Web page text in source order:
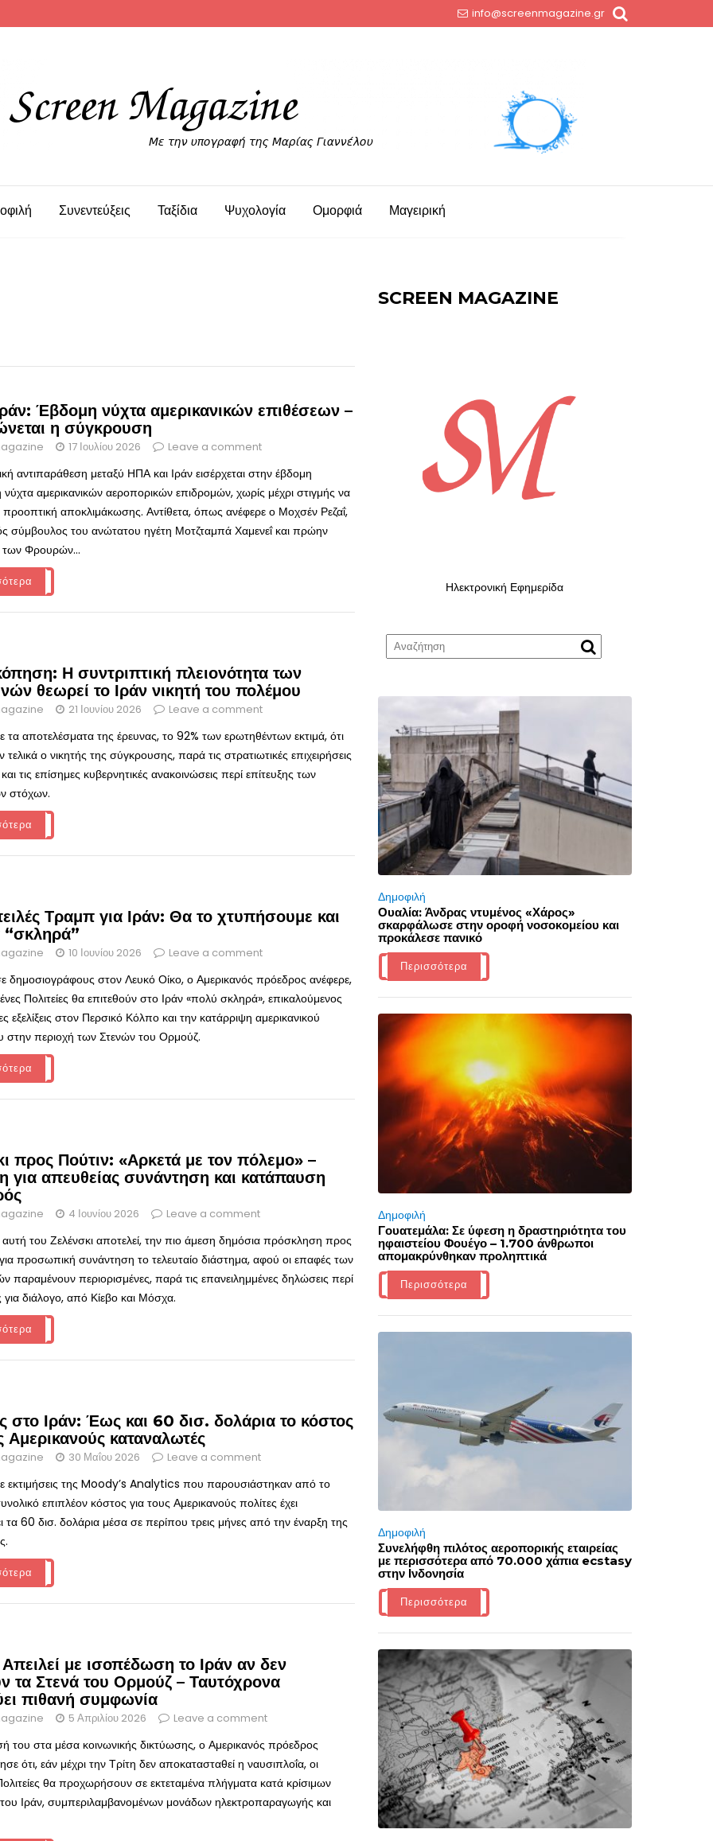
info@screenmagazine.gr
Συνεντεύξεις Ταξίδια Ψυχολογία Ομορφιά Μαγειρική
Έβδομη νύχτα αμερικανικών επιθέσεων –
η σύγκρουση
17 Ιουλίου 2026 Leave a comment
αντιπαράθεση μεταξύ ΗΠΑ και Ιράν εισέρχεται στην έβδομη
αμερικανικών αεροπορικών επιδρομών, χωρίς μέχρι στιγμής να
προοπτική αποκλιμάκωσης. Αντίθετα, όπως ανέφερε ο Μοχσέν Ρεζαΐ,
σύμβουλος του ανώτατου ηγέτη Μοτζταμπά Χαμενεΐ και πρώην
των Φρουρών...
Η συντριπτική πλειονότητα των
θεωρεί το Ιράν νικητή του πολέμου
21 Ιουνίου 2026 Leave a comment
αποτελέσματα της έρευνας, το 92% των ερωτηθέντων εκτιμά, ότι
τελικά ο νικητής της σύγκρουσης, παρά τις στρατιωτικές επιχειρήσεις
τις επίσημες κυβερνητικές ανακοινώσεις περί επίτευξης των
στόχων.
Τραμπ για Ιράν: Θα το χτυπήσουμε και
10 Ιουνίου 2026 Leave a comment
δημοσιογράφους στον Λευκό Οίκο, ο Αμερικανός πρόεδρος ανέφερε,
Πολιτείες θα επιτεθούν στο Ιράν «πολύ σκληρά», επικαλούμενος
εξελίξεις στον Περσικό Κόλπο και την κατάρριψη αμερικανικού
στην περιοχή των Στενών του Ορμούζ.
προς Πούτιν: «Αρκετά με τον πόλεμο» –
για απευθείας συνάντηση και κατάπαυση
4 Ιουνίου 2026 Leave a comment
του Ζελένσκι αποτελεί, την πιο άμεση δημόσια πρόσκληση προς
προσωπική συνάντηση το τελευταίο διάστημα, αφού οι επαφές των
παραμένουν περιορισμένες, παρά τις επανειλημμένες δηλώσεις περί
για διάλογο, από Κίεβο και Μόσχα.
στο Ιράν: Έως και 60 δισ. δολάρια το κόστος
Αμερικανούς καταναλωτές
30 Μαΐου 2026 Leave a comment
εκτιμήσεις της Moody’s Analytics που παρουσιάστηκαν από το
επιπλέον κόστος για τους Αμερικανούς πολίτες έχει
τα 60 δισ. δολάρια μέσα σε περίπου τρεις μήνες από την έναρξη της
με ισοπέδωση το Ιράν αν δεν
τα Στενά του Ορμούζ – Ταυτόχρονα
πιθανή συμφωνία
5 Απριλίου 2026 Leave a comment
του στα μέσα κοινωνικής δικτύωσης, ο Αμερικανός πρόεδρος
ότι, εάν μέχρι την Τρίτη δεν αποκατασταθεί η ναυσιπλοΐα, οι
θα προχωρήσουν σε εκτεταμένα πλήγματα κατά κρίσιμων
Ιράν, συμπεριλαμβανομένων μονάδων ηλεκτροπαραγωγής και
SCREEN MAGAZINE
Ηλεκτρονική Εφημερίδα
Δημοφιλή
Ουαλία: Άνδρας ντυμένος «Χάρος»
σκαρφάλωσε στην οροφή νοσοκομείου και
προκάλεσε πανικό
Περισσότερα
Δημοφιλή
Γουατεμάλα: Σε ύφεση η δραστηριότητα του
ηφαιστείου Φουέγο – 1.700 άνθρωποι
απομακρύνθηκαν προληπτικά
Περισσότερα
Δημοφιλή
Συνελήφθη πιλότος αεροπορικής εταιρείας
με περισσότερα από 70.000 χάπια ecstasy
στην Ινδονησία
Περισσότερα